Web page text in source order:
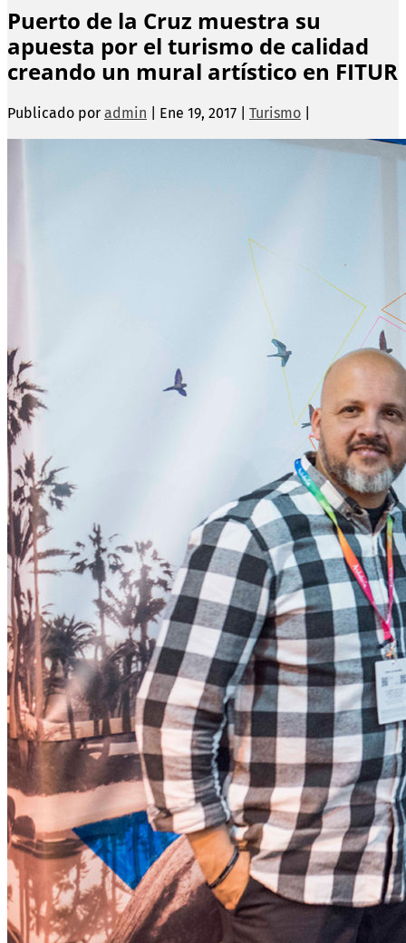
Puerto de la Cruz muestra su
apuesta por el turismo de calidad
creando un mural artístico en FITUR
Publicado por admin Ene 19, 2017 Turismo